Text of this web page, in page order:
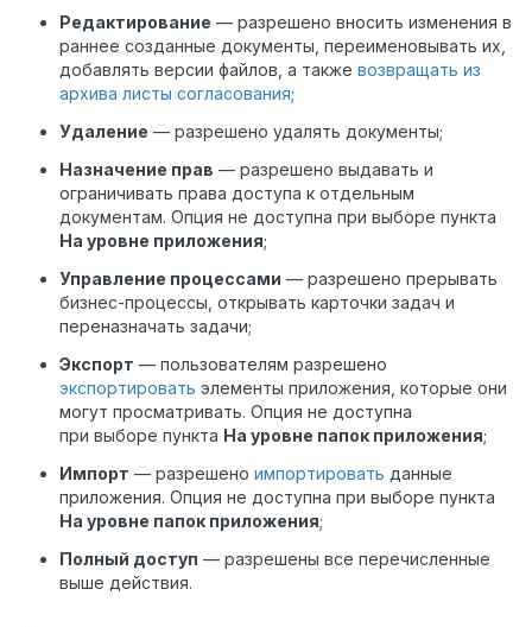
Редактирование — разрешено вносить изменения в
раннее созданные документы, переименовывать их,
добавлять версии файлов, а также возвращать из
архива листы согласования;
Удаление — разрешено удалять документы;
Назначение прав — разрешено выдавать и
ограничивать права доступа к отдельным
документам. Опция не доступна при выборе пункта
На уровне приложения;
Управление процессами — разрешено прерывать
бизнес-процессы, открывать карточки задач и
переназначать задачи;
Экспорт — пользователям разрешено
экспортировать элементы приложения, которые они
могут просматривать. Опция не доступна
при выборе пункта На уровне папок приложения;
Импорт — разрешено импортировать данные
приложения. Опция не доступна при выборе пункта
На уровне папок приложения;
Полный доступ — разрешены все перечисленные
выше действия.